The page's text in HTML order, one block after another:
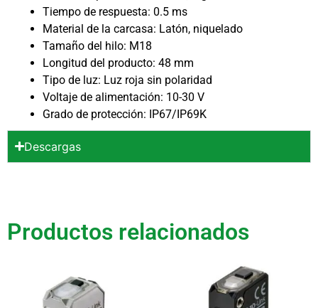
Tiempo de respuesta: 0.5 ms
Material de la carcasa: Latón, niquelado
Tamaño del hilo: M18
Longitud del producto: 48 mm
Tipo de luz: Luz roja sin polaridad
Voltaje de alimentación: 10-30 V
Grado de protección: IP67/IP69K
Descargas
Productos relacionados